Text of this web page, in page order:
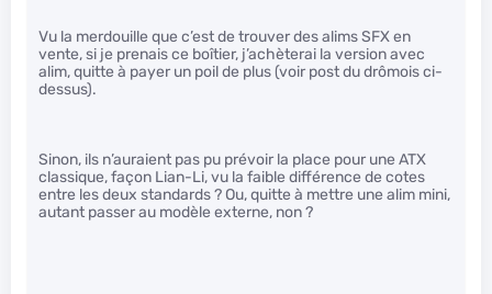
Vu la merdouille que c’est de trouver des alims SFX en
vente, si je prenais ce boîtier, j’achèterai la version avec
alim, quitte à payer un poil de plus (voir post du drômois ci-
dessus).
Sinon, ils n’auraient pas pu prévoir la place pour une ATX
classique, façon Lian-Li, vu la faible différence de cotes
entre les deux standards ? Ou, quitte à mettre une alim mini,
autant passer au modèle externe, non ?